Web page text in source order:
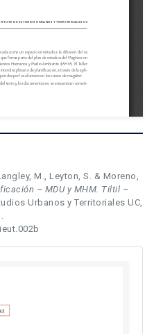
M., Leyton, S. & Moreno,
– MDU y MHM. Tiltil –
Urbanos y Territoriales UC,